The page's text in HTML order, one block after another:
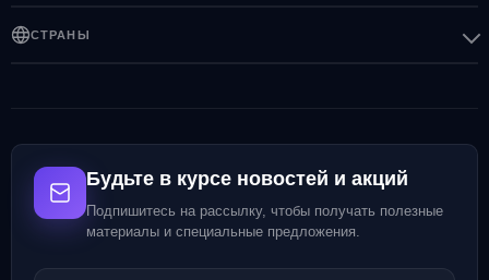
СТРАНЫ
Будьте в курсе новостей и акций
Подпишитесь на рассылку, чтобы получать полезные
материалы и специальные предложения.